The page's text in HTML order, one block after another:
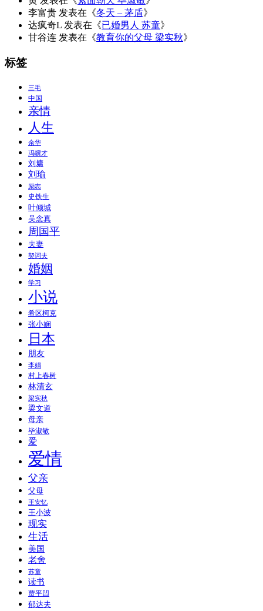
李富贵 发表在《冬天 – 茅盾》
达疯奇L 发表在《已婚男人 苏童》
甘谷连 发表在《教育你的父母 梁实秋》
标签
三毛
中国
亲情
人生
余华
冯骥才
刘墉
刘瑜
励志
史铁生
叶倾城
吴念真
周国平
夫妻
契诃夫
婚姻
学习
小说
希区柯克
张小娴
日本
朋友
李娟
村上春树
林清玄
梁实秋
梁文道
母亲
毕淑敏
爱
爱情
父亲
父母
王安忆
王小波
现实
生活
美国
老舍
苏童
读书
贾平凹
郁达夫